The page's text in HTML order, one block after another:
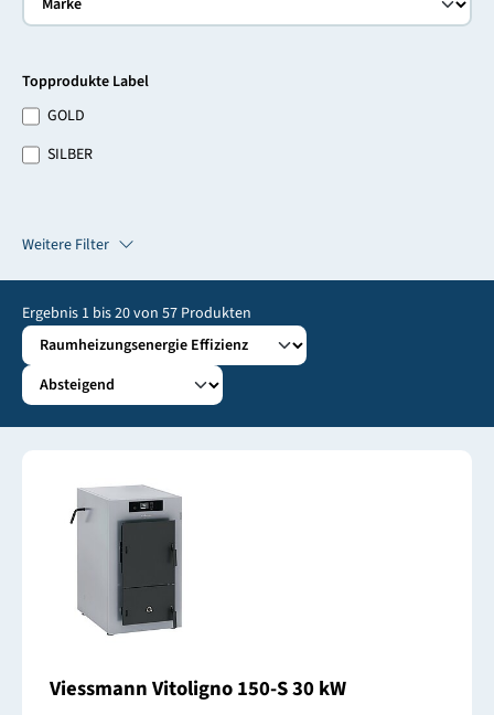
Topprodukte Label
GOLD
SILBER
Weitere Filter
Ergebnis 1bis20von 57Produkten
Viessmann Vitoligno 150-S 30 kW